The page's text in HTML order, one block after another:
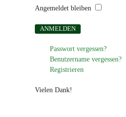
Angemeldet bleiben
Passwort vergessen?
Benutzername vergessen?
Registrieren
Vielen Dank!